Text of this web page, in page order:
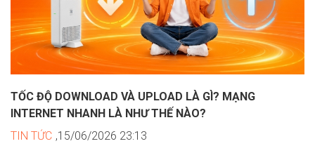
TỐC ĐỘ DOWNLOAD VÀ UPLOAD LÀ GÌ? MẠNG
INTERNET NHANH LÀ NHƯ THẾ NÀO?
TIN TỨC ,15/06/2026 23:13